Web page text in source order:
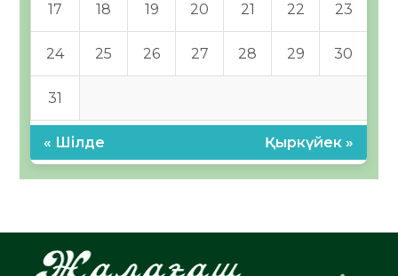
17 18 19 20 21 22 23
24 25 26 27 28 29 30
31
« Шілде Қыркүйек »